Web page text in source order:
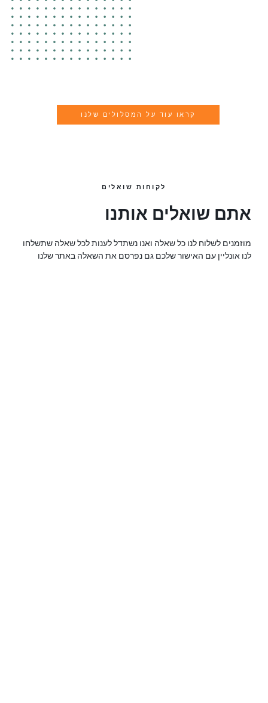
קראו עוד על המסלולים שלנו
לקוחות שואלים
אתם שואלים אותנו
מוזמנים לשלוח לנו כל שאלה ואנו נשתדל לענות לכל שאלה שתשלחו
לנו אונליין עם האישור שלכם גם נפרסם את השאלה באתר שלנו